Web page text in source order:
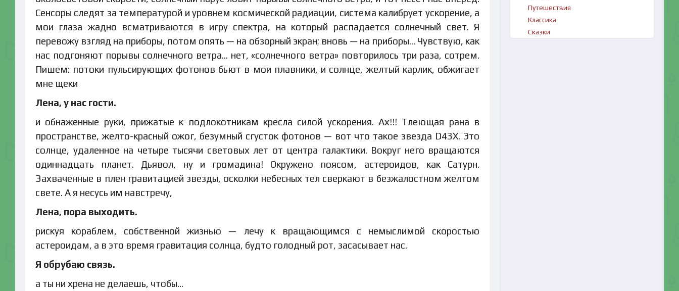
Сенсоры следят за температурой и уровнем космической радиации, система калибрует ускорение, а
мои глаза жадно всматриваются в игру спектра, на который распадается солнечный свет. Я
перевожу взгляд на приборы, потом опять — на обзорный экран; вновь — на приборы… Чувствую, как
нас подгоняют порывы солнечного ветра… нет, «солнечного ветра» повторилось три раза, сотрем.
Пишем: потоки пульсирующих фотонов бьют в мои плавники, и солнце, желтый карлик, обжигает
мне щеки
Лена, у нас гости.
и обнаженные руки, прижатые к подлокотникам кресла силой ускорения. Ах!!! Тлеющая рана в
пространстве, желто-красный ожог, безумный сгусток фотонов — вот что такое звезда D43X. Это
солнце, удаленное на четыре тысячи световых лет от центра галактики. Вокруг него вращаются
одиннадцать планет. Дьявол, ну и громадина! Окружено поясом, астероидов, как Сатурн.
Захваченные в плен гравитацией звезды, осколки небесных тел сверкают в безжалостном желтом
свете. А я несусь им навстречу,
Лена, пора выходить.
рискуя кораблем, собственной жизнью — лечу к вращающимся с немыслимой скоростью
астероидам, а в это время гравитация солнца, будто голодный рот, засасывает нас.
Я обрубаю связь.
а ты ни хрена не делаешь, чтобы…
Путешествия
Классика
Сказки